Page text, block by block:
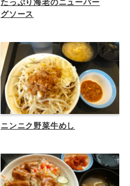
たっぷり海老のニューバー
グソース
ニンニク野菜牛めし